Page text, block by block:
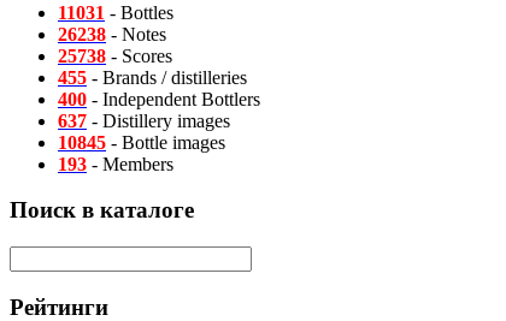
11031 - Bottles
26238 - Notes
25738 - Scores
455 - Brands / distilleries
400 - Independent Bottlers
637 - Distillery images
10845 - Bottle images
193 - Members
Поиск в каталоге
Рейтинги